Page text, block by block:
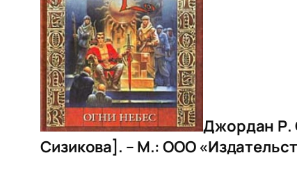
Джордан Р.
Сизикова]. – М.: ООО